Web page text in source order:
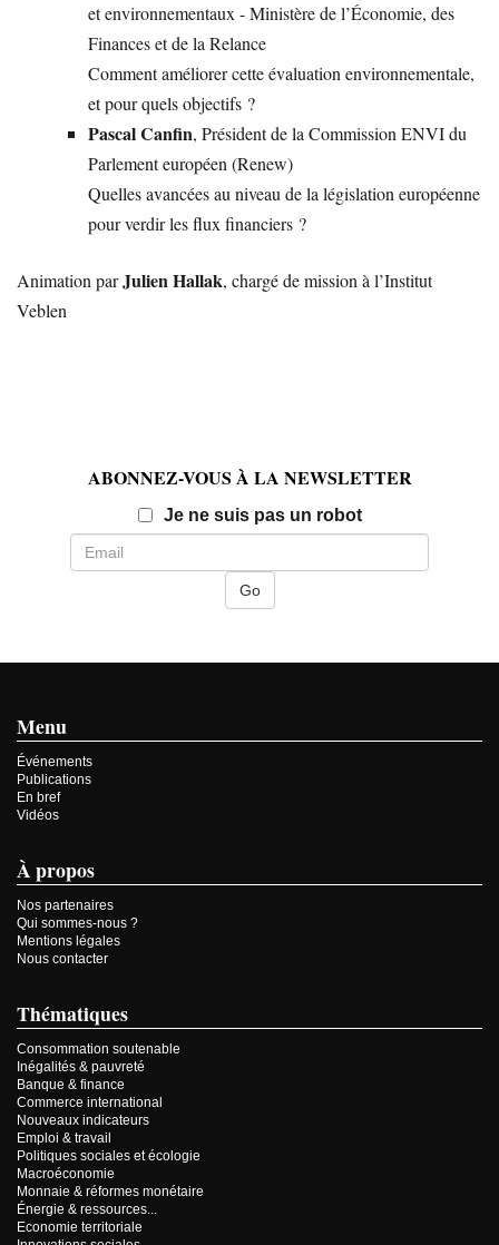
et environnementaux - Ministère de l’Économie, des
Finances et de la Relance
Comment améliorer cette évaluation environnementale,
et pour quels objectifs ?
Pascal Canfin, Président de la Commission ENVI du
Parlement européen (Renew)
Quelles avancées au niveau de la législation européenne
pour verdir les flux financiers ?
Animation parJulien Hallak, chargé de mission à l’Institut
Veblen
ABONNEZ-VOUS À LA NEWSLETTER
Je ne suis pas un robotEmail
Menu
Événements
Publications
En bref
Vidéos
À propos
Nos partenaires
Qui sommes-nous ?
Mentions légales
Nous contacter
Thématiques
Consommation soutenable
Inégalités & pauvreté
Banque & finance
Commerce international
Nouveaux indicateurs
Emploi & travail
Politiques sociales et écologie
Macroéconomie
Monnaie & réformes monétaire
Énergie & ressources...
Economie territoriale